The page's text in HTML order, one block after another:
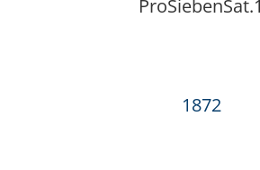
ProSiebenSat.1
1872